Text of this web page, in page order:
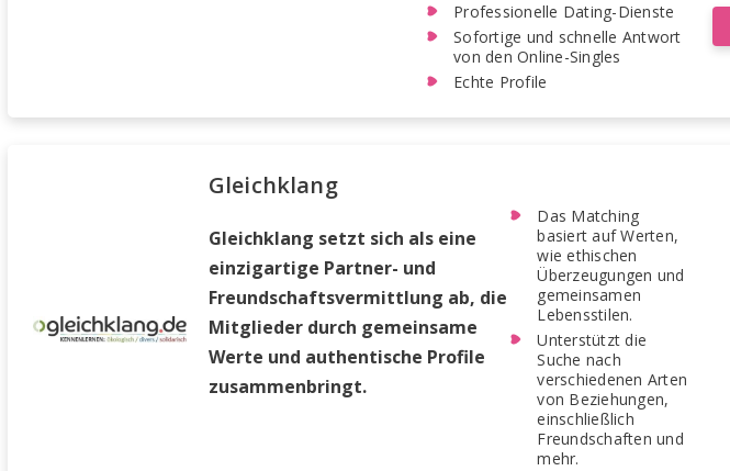
Professionelle Dating-Dienste
Sofortige und schnelle Antwort
von den Online-Singles
Echte Profile
Gleichklang
Gleichklang setzt sich als eine
einzigartige Partner- und
Freundschaftsvermittlung ab, die
Mitglieder durch gemeinsame
Werte und authentische Profile
zusammenbringt.
Das Matching
basiert auf Werten,
wie ethischen
Überzeugungen und
gemeinsamen
Lebensstilen.
Unterstützt die
Suche nach
verschiedenen Arten
von Beziehungen,
einschließlich
Freundschaften und
mehr.